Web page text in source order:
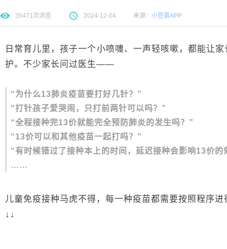
35471次浏览 2024-12-04 来源： 小豆苗APP
日常育儿里，孩子一个小喷嚏、一声轻咳嗽，都能让
护。不少家长问过医生——
“为什么13肺炎疫苗要打好几针？”
“打针孩子爱哭闹，只打前两针可以吗？”
“全程接种完13价就能完全预防肺炎的发生吗？”
“13价可以和其他疫苗一起打吗？”
“有时候错过了接种本上的时间，延迟接种会影响13价的
……
儿童免疫接种马虎不得，每一种疫苗都需要按照程序
↓↓